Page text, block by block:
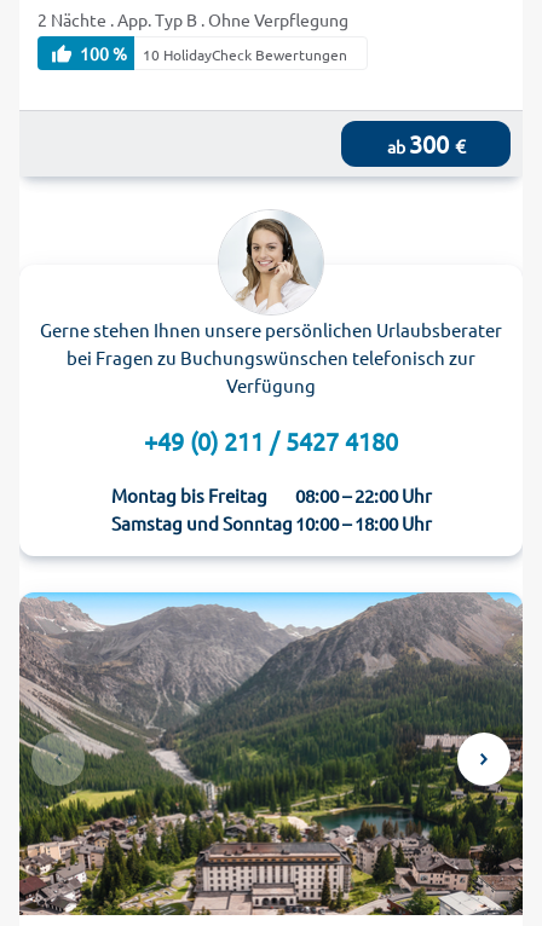
2 Nächte . App. Typ B . Ohne Verpflegung
100 %
10 HolidayCheck Bewertungen
ab 300 €
Gerne stehen Ihnen unsere persönlichen Urlaubsberater
bei Fragen zu Buchungswünschen telefonisch zur
Verfügung
+49 (0) 211 / 5427 4180
Montag bis Freitag
08:00 – 22:00 Uhr
Samstag und Sonntag10:00 – 18:00 Uhr